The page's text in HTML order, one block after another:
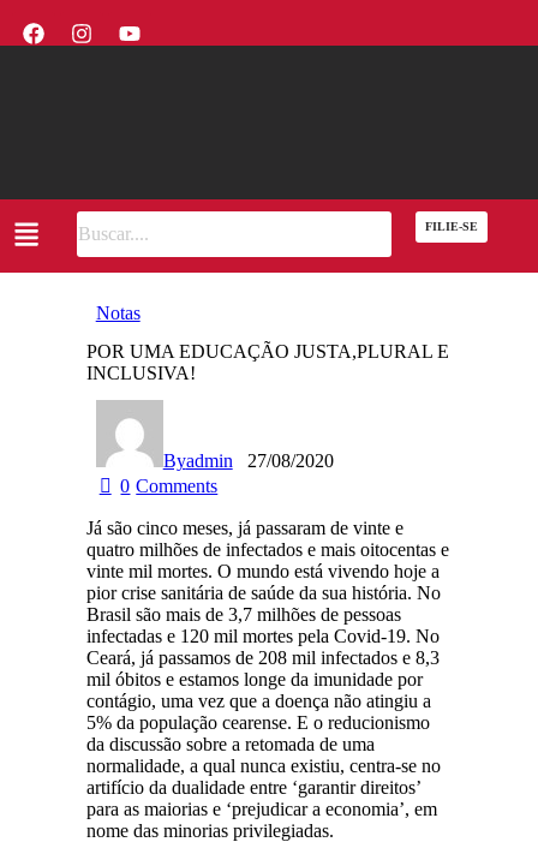
FILIE-SE
Notas
POR UMA EDUCAÇÃO JUSTA,PLURAL E
INCLUSIVA!
Byadmin
27/08/2020
0 Comments
Já são cinco meses, já passaram de vinte e
quatro milhões de infectados e mais oitocentas e
vinte mil mortes. O mundo está vivendo hoje a
pior crise sanitária de saúde da sua história. No
Brasil são mais de 3,7 milhões de pessoas
infectadas e 120 mil mortes pela Covid-19. No
Ceará, já passamos de 208 mil infectados e 8,3
mil óbitos e estamos longe da imunidade por
contágio, uma vez que a doença não atingiu a
5% da população cearense. E o reducionismo
da discussão sobre a retomada de uma
normalidade, a qual nunca existiu, centra-se no
artifício da dualidade entre ‘garantir direitos’
para as maiorias e ‘prejudicar a economia’, em
nome das minorias privilegiadas.